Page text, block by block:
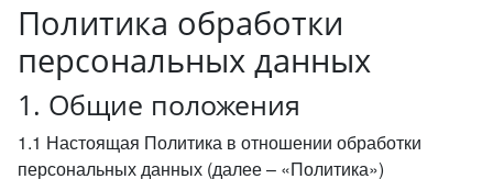
Политика обработки
персональных данных
1. Общие положения
1.1 Настоящая Политика в отношении обработки
персональных данных (далее – «Политика»)